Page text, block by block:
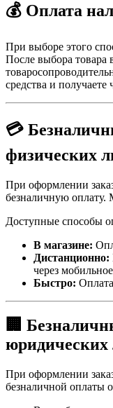
💰 Оплата
При выборе этого
После выбора товара
средства и получаете
💳
физических
При оформлении
безналичную
Доступные способы
В магазине:
Дистанционно:
через
Быстро:
🏢
юридических
При оформлении
безналичной оплаты